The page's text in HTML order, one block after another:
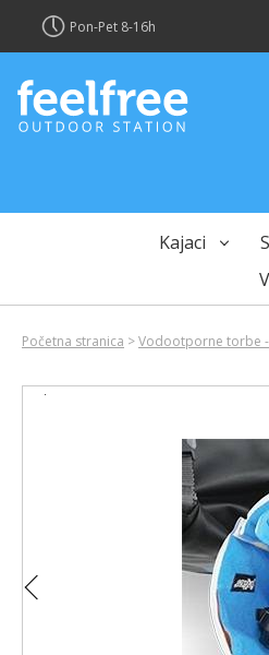
Pon-Pet 8-16h
Kajaci
Početna stranica >Vodootporne torbe